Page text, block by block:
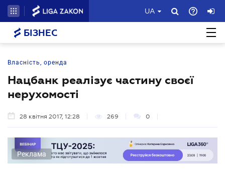
UA
БІЗНЕС
Власність, оренда
Нацбанк реалізує частину своєї
нерухомості
28 квітня 2017, 12:28 269 0
Реклама